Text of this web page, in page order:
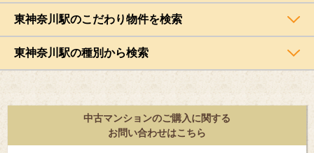
東神奈川駅のこだわり物件を検索
東神奈川駅の種別から検索
中古マンションのご購入に関する
お問い合わせはこちら